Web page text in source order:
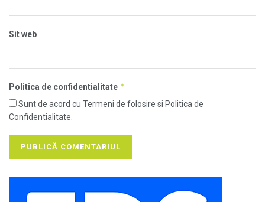
Sit web
Politica de confidentialitate *
Sunt de acord cu Termeni de folosire si Politica de
Confidentialitate.